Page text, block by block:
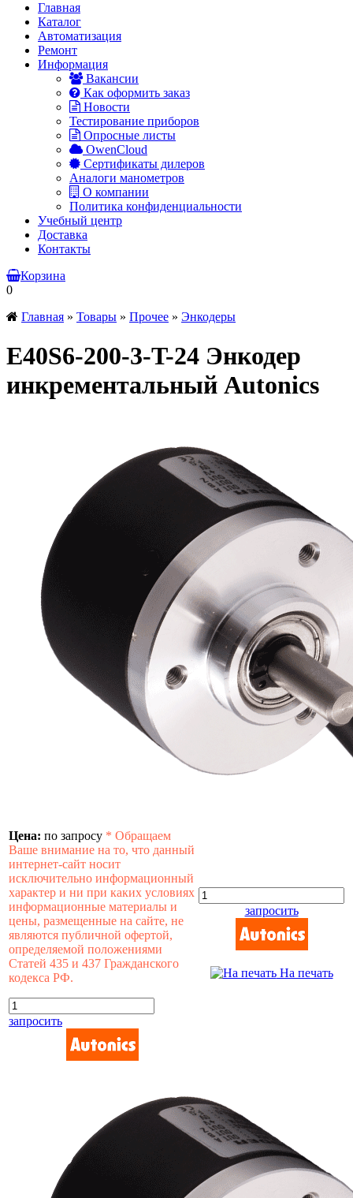
Главная
Каталог
Автоматизация
Ремонт
Информация
Вакансии
Как оформить заказ
Новости
Тестирование приборов
Опросные листы
OwenCloud
Сертификаты дилеров
Аналоги манометров
О компании
Политика конфиденциальности
Учебный центр
Доставка
Контакты
Корзина
0
Главная » Товары » Прочее » Энкодеры
E40S6-200-3-T-24 Энкодер
инкрементальный Autonics
Цена: по запросу * Обращаем
Ваше внимание на то, что данный
интернет-сайт носит
исключительно информационный
характер и ни при каких условиях
информационные материалы и
цены, размещенные на сайте, не
являются публичной офертой,
определяемой положениями
Статей 435 и 437 Гражданского
кодекса РФ.
запросить
запросить
На печать